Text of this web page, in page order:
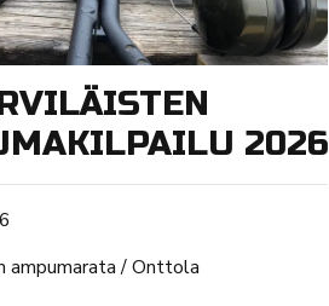
2026
ajankohta
ampumarata / Onttola